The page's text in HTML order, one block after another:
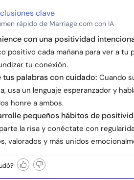
clave
rápido de Marriage.com con IA
con una positividad
positivo cada mañana para ver a tu
tu conexión.
tus palabras con cuidado: Cuando
usa un lenguaje esperanzador y
honre a ambos.
pequeños hábitos de
la risa y conéctate con
valorados y más unidos